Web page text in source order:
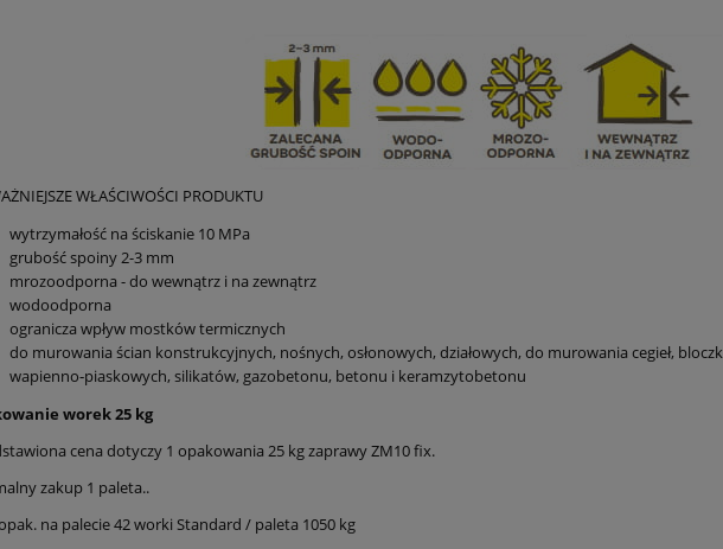
WŁAŚCIWOŚCI PRODUKTU
wytrzymałość na ściskanie 10 MPa
grubość spoiny 2-3 mm
mrozoodporna - do wewnątrz i na zewnątrz
wodoodporna
ogranicza wpływ mostków termicznych
do murowania ścian konstrukcyjnych, nośnych, osłonowych, działowych, do murowania cegieł,
wapienno‑piaskowych, silikatów, gazobetonu, betonu i keramzytobetonu
worek 25 kg
cena dotyczy 1 opakowania 25 kg zaprawy ZM10 fix.
zakup 1 paleta..
na palecie 42 worki Standard / paleta 1050 kg